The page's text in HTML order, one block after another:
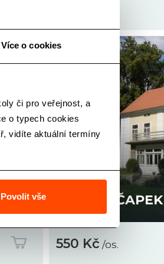
Více o cookies
či pro veřejnost, a
o typech cookies
vidíte aktuální termíny
Povolit vše KAREL ČAPEK
550 Kč /os.